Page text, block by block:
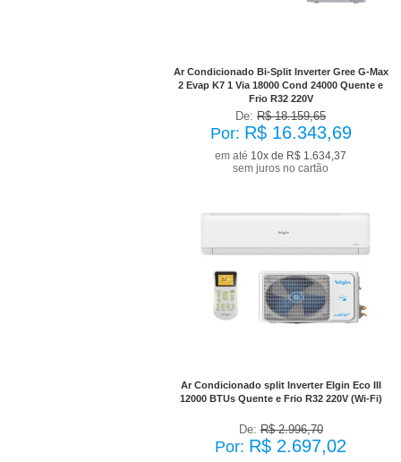
Ar Condicionado Bi-Split Inverter Gree G-Max
2 Evap K7 1 Via 18000 Cond 24000 Quente e
Frio R32 220V
De: R$ 18.159,65
Por: R$ 16.343,69
em até 10x de R$ 1.634,37
sem juros no cartão
Ar Condicionado split Inverter Elgin Eco III
12000 BTUs Quente e Frio R32 220V (Wi-Fi)
De:R$ 2.996,70
Por: R$ 2.697,02